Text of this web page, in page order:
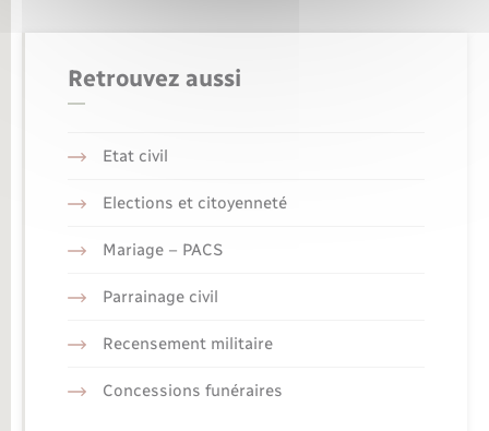
Retrouvez aussi
Etat civil
Elections et citoyenneté
Mariage – PACS
Parrainage civil
Recensement militaire
Concessions funéraires